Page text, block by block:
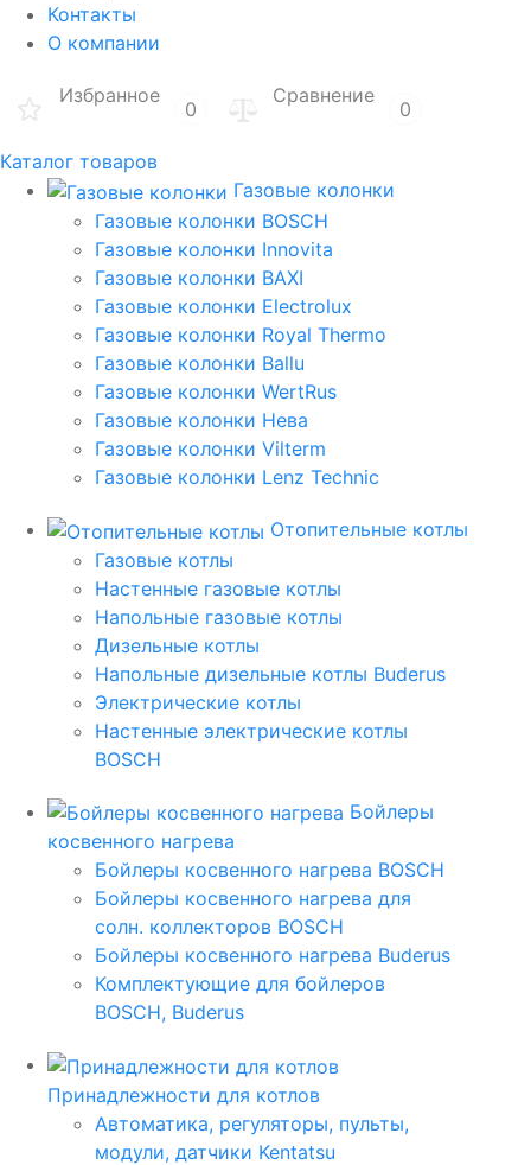
Контакты
О компании
Избранное
0
Сравнение
0
Каталог товаров
Газовые колонки
Газовые колонки BOSCH
Газовые колонки Innovita
Газовые колонки BAXI
Газовые колонки Electrolux
Газовые колонки Royal Thermo
Газовые колонки Ballu
Газовые колонки WertRus
Газовые колонки Нева
Газовые колонки Vilterm
Газовые колонки Lenz Technic
Отопительные котлы
Газовые котлы
Настенные газовые котлы
Напольные газовые котлы
Дизельные котлы
Напольные дизельные котлы Buderus
Электрические котлы
Настенные электрические котлы
BOSCH
Бойлеры
косвенного нагрева
Бойлеры косвенного нагрева BOSCH
Бойлеры косвенного нагрева для
солн. коллекторов BOSCH
Бойлеры косвенного нагрева Buderus
Комплектующие для бойлеров
BOSCH, Buderus
Принадлежности для котлов
Автоматика, регуляторы, пульты,
модули, датчики Kentatsu